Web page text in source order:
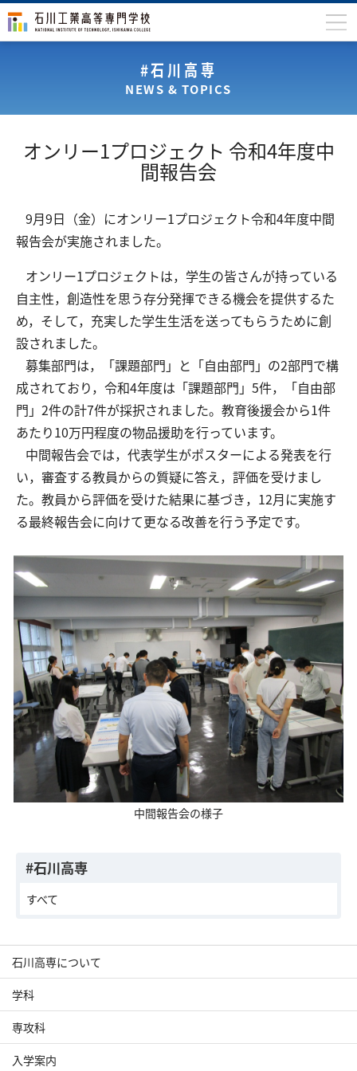
入学案内
国際交流
教育・研究施設
中学生の方 在学生の方
保護者の方
交通アクセス お問い合わせ
#石川高専
NEWS & TOPICS
オンリー1プロジェクト 令和4年度中
間報告会
9月9日（金）にオンリー1プロジェクト令和4年度中間
報告会が実施されました。
オンリー1プロジェクトは，学生の皆さんが持っている
自主性，創造性を思う存分発揮できる機会を提供するた
め，そして，充実した学生生活を送ってもらうために創
設されました。
募集部門は，「課題部門」と「自由部門」の2部門で構
成されており，令和4年度は「課題部門」5件，「自由部
門」2件の計7件が採択されました。教育後援会から1件
あたり10万円程度の物品援助を行っています。
中間報告会では，代表学生がポスターによる発表を行
い，審査する教員からの質疑に答え，評価を受けまし
た。教員から評価を受けた結果に基づき，12月に実施す
る最終報告会に向けて更なる改善を行う予定です。
中間報告会の様子
#石川高専
すべて
石川高専について
学科
専攻科
入学案内